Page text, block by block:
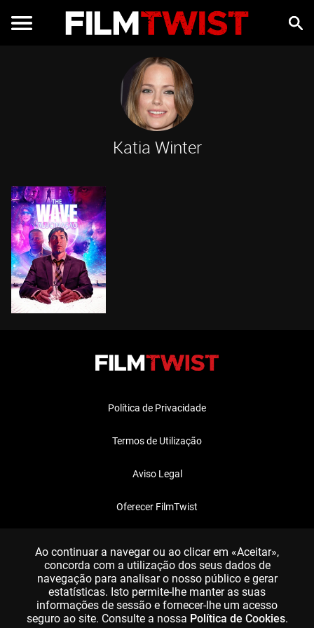
Katia Winter
Política de Privacidade
Termos de Utilização
Aviso Legal
Oferecer FilmTwist
Ao continuar a navegar ou ao clicar em «Aceitar»,
concorda com a utilização dos seus dados de
navegação para analisar o nosso público e gerar
estatísticas. Isto permite-lhe manter as suas
informações de sessão e fornecer-lhe um acesso
seguro ao site. Consulte a nossa Política de Cookies.